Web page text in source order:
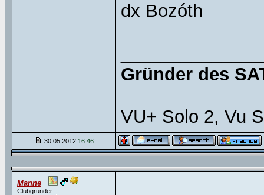
dx Bozóth
Gründer des
VU+ Solo 2, Vu
30.05.2012 16:46
Manne
Clubgründer